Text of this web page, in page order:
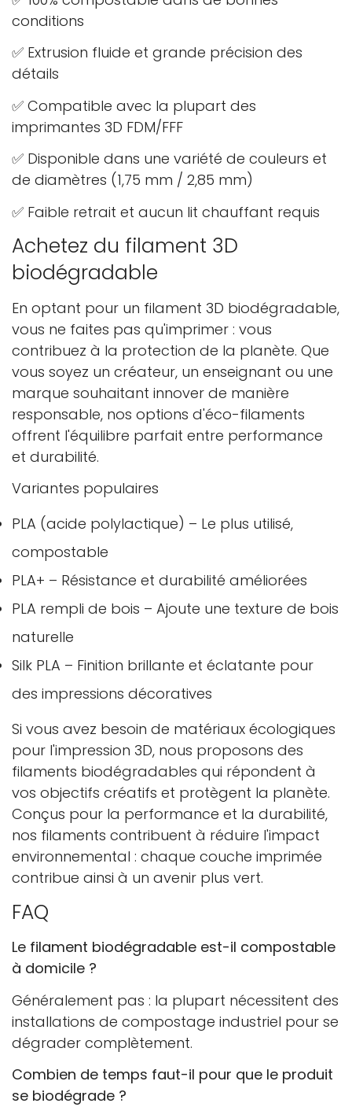
conditions
✅ Extrusion fluide et grande précision des
détails
✅ Compatible avec la plupart des
imprimantes 3D FDM/FFF
✅ Disponible dans une variété de couleurs et
de diamètres (1,75 mm / 2,85 mm)
✅ Faible retrait et aucun lit chauffant requis
Achetez du filament 3D
biodégradable
En optant pour un filament 3D biodégradable,
vous ne faites pas qu'imprimer : vous
contribuez à la protection de la planète. Que
vous soyez un créateur, un enseignant ou une
marque souhaitant innover de manière
responsable, nos options d'éco-filaments
offrent l'équilibre parfait entre performance
et durabilité.
Variantes populaires
PLA (acide polylactique) – Le plus utilisé,
compostable
PLA+ – Résistance et durabilité améliorées
PLA rempli de bois – Ajoute une texture de bois
naturelle
Silk PLA – Finition brillante et éclatante pour
des impressions décoratives
Si vous avez besoin de matériaux écologiques
pour l'impression 3D, nous proposons des
filaments biodégradables qui répondent à
vos objectifs créatifs et protègent la planète.
Conçus pour la performance et la durabilité,
nos filaments contribuent à réduire l'impact
environnemental : chaque couche imprimée
contribue ainsi à un avenir plus vert.
FAQ
Le filament biodégradable est-il compostable
à domicile ?
Généralement pas : la plupart nécessitent des
installations de compostage industriel pour se
dégrader complètement.
Combien de temps faut-il pour que le produit
se biodégrade ?
Confirmez votre âge
Avez-vous 18 ans ou plus?